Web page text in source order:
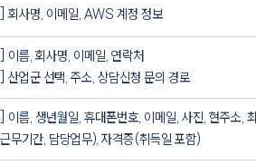
] 회사명, 이메일, AWS 계정 정보
이름, 회사명, 이메일, 연락처
] 산업군 선택, 주소, 상담신청 문의 경로
이름, 생년월일, 휴대폰번호, 이메일, 사진, 현주소,
무기간, 담당업무), 자격증(취득일 포함)